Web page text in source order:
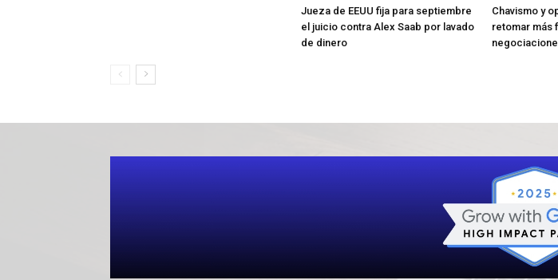
Jueza de EEUU fija para septiembre
el juicio contra Alex Saab por lavado
de dinero
Chavismo y
retomar más